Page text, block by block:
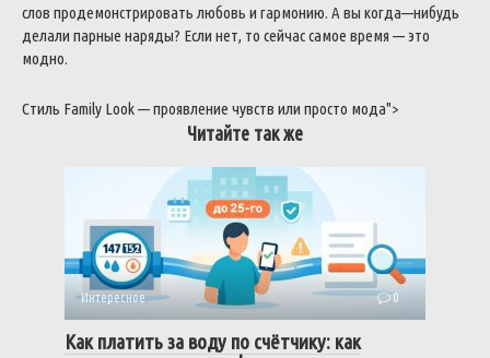
слов продемонстрировать любовь и гармонию. А вы когда—нибудь
делали парные наряды? Если нет, то сейчассамое время —это
модно.
Стиль Family Look—проявление чувств или просто мода">
Читайте так же
Интересное 0
Как платить за воду по счётчику: как